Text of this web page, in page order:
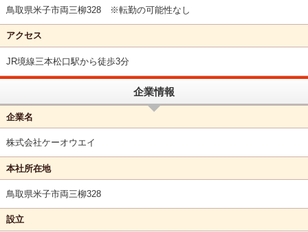
鳥取県米子市両三柳328 ※転勤の可能性なし
アクセス
JR境線三本松口駅から徒歩3分
企業情報
企業名
株式会社ケーオウエイ
本社所在地
鳥取県米子市両三柳328
設立